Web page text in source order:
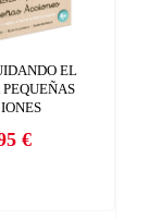
EL
Precio
€